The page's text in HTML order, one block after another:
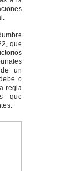
que
un
o
regla
que